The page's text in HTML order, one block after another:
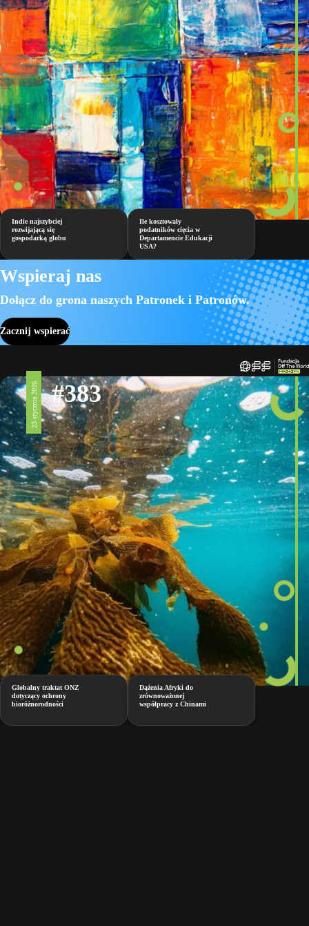
Indie najszybciej
rozwijającą się
gospodarką globu
Ile kosztowały
podatników cięcia w
Departamencie Edukacji
USA?
Wspieraj nas
Dołącz do grona naszych Patronek i Patronów.
Zacznij wspierać
23 stycznia 2026 #383
Globalny traktat ONZ
dotyczący ochrony
bioróżnorodności
Dążenia Afryki do
zrównoważonej
współpracy z Chinami